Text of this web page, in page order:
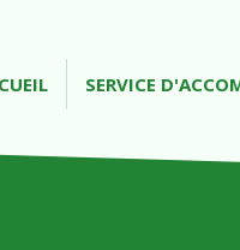
SERVICE